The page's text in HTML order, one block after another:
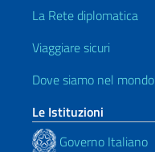
La Rete diplomatica
Viaggiare sicuri
Dove siamo nel mondo
Le Istituzioni
Governo Italiano